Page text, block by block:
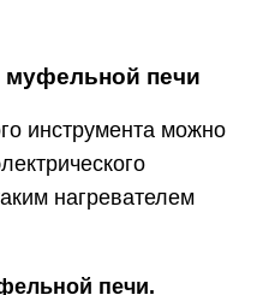
муфельной печи
инструмента можно
нагревателем
печи.